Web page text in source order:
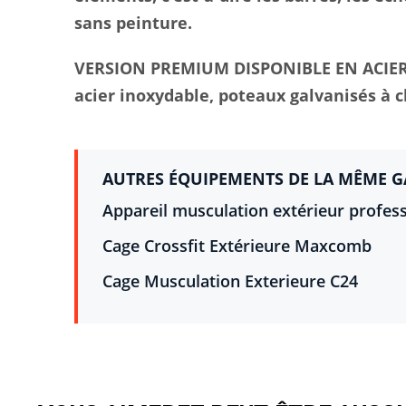
sans peinture.
VERSION PREMIUM DISPONIBLE EN
acier inoxydable, poteaux galvanisés à
AUTRES ÉQUIPEMENTS DE LA MÊME
Appareil musculation extérieur
Cage Crossfit Extérieure Maxcomb
Cage Musculation Exterieure C24